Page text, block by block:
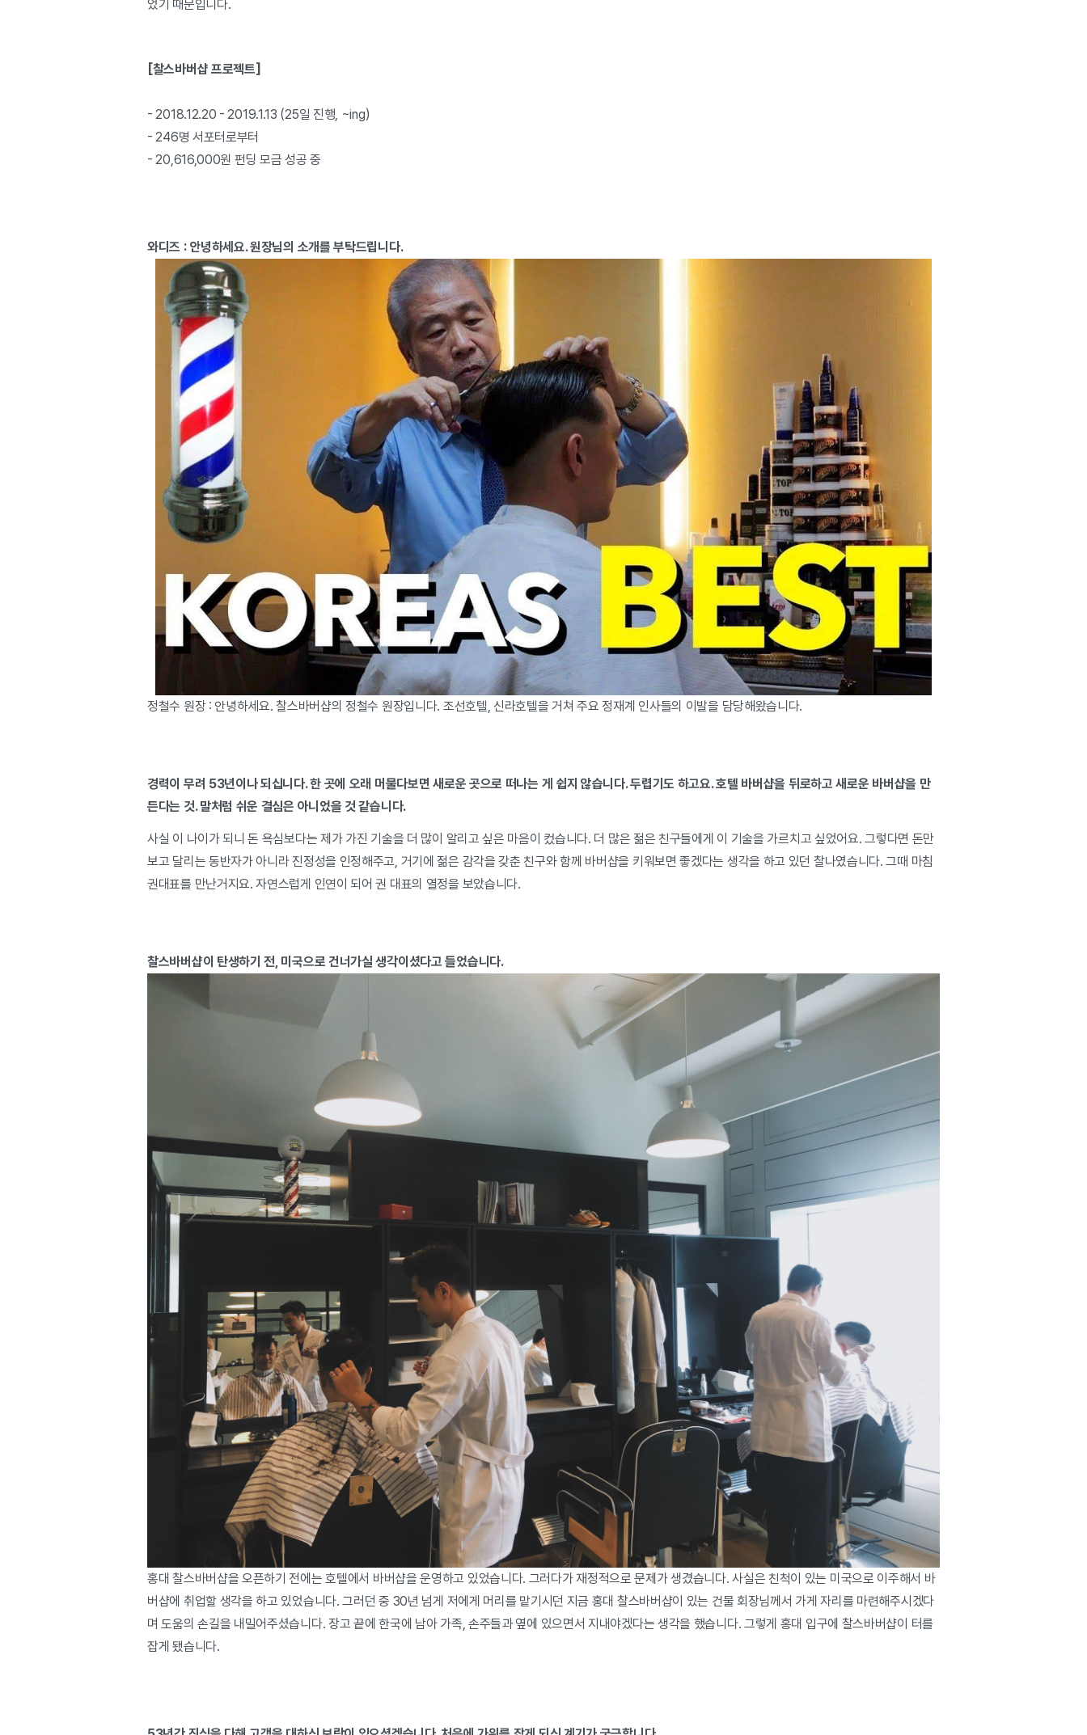
었기 때문입니다.
[찰스바버샵 프로젝트]
- 2018.12.20 - 2019.1.13 (25일 진행, ~ing)
- 246명 서포터로부터
- 20,616,000원 펀딩 모금 성공 중
와디즈 : 안녕하세요. 원장님의 소개를 부탁드립니다.
정철수 원장 : 안녕하세요. 찰스바버샵의 정철수 원장입니다. 조선호텔, 신라호텔을 거쳐 주요 정재계 인사들의 이발을 담당해왔습니다.
경력이 무려 53년이나 되십니다. 한 곳에 오래 머물다보면 새로운 곳으로 떠나는 게 쉽지 않습니다. 두렵기도 하고요. 호텔 바버샵을 뒤로하고 새로운 바버샵을 만
든다는 것. 말처럼 쉬운 결심은 아니었을 것 같습니다.
사실 이 나이가 되니 돈 욕심보다는 제가 가진 기술을 더 많이 알리고 싶은 마음이 컸습니다. 더 많은 젊은 친구들에게 이 기술을 가르치고 싶었어요. 그렇다면 돈만
보고 달리는 동반자가 아니라 진정성을 인정해주고, 거기에 젊은 감각을 갖춘 친구와 함께 바버샵을 키워보면 좋겠다는 생각을 하고 있던 찰나였습니다. 그때 마침
권대표를 만난거지요. 자연스럽게 인연이 되어 권 대표의 열정을 보았습니다.
찰스바버샵이 탄생하기 전, 미국으로 건너가실 생각이셨다고 들었습니다.
홍대 찰스바버샵을 오픈하기 전에는 호텔에서 바버샵을 운영하고 있었습니다. 그러다가 재정적으로 문제가 생겼습니다. 사실은 친척이 있는 미국으로 이주해서 바
버샵에 취업할 생각을 하고 있었습니다. 그러던 중 30년 넘게 저에게 머리를 맡기시던 지금 홍대 찰스바버샵이 있는 건물 회장님께서 가게 자리를 마련해주시겠다
며 도움의 손길을 내밀어주셨습니다. 장고 끝에 한국에 남아 가족, 손주들과 옆에 있으면서 지내야겠다는 생각을 했습니다. 그렇게 홍대 입구에 찰스바버샵이 터를
잡게 됐습니다.